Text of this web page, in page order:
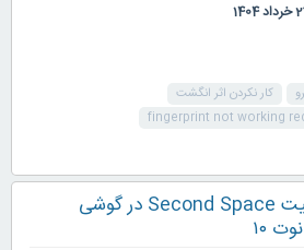
1404
کار نکردن اثر انگشت
fingerprint not working
فعالسازی قابلیت Second Space در گوشی
۱۰